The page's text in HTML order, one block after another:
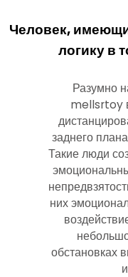
Человек,
логику в
Разумно
mellsrtoy
заднего
Такие люди
них
обстановках